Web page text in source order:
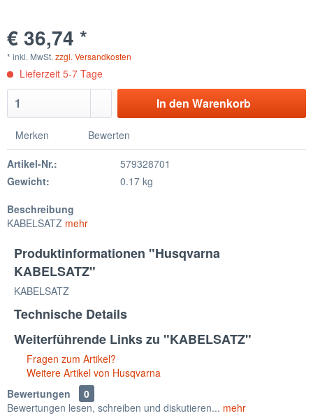
€ 36,74 *
* inkl. MwSt. zzgl. Versandkosten
Lieferzeit 5-7 Tage
In den Warenkorb
Merken Bewerten
Artikel-Nr.:
579328701
Gewicht:
0.17 kg
Beschreibung
KABELSATZ mehr
Produktinformationen "Husqvarna
KABELSATZ"
KABELSATZ
Technische Details
Weiterführende Links zu "KABELSATZ"
Fragen zum Artikel?
Weitere Artikel von Husqvarna
Bewertungen
0
Bewertungen lesen, schreiben und diskutieren... mehr